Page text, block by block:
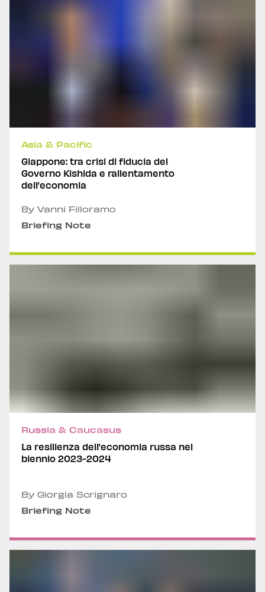
Asia & Pacific
Giappone: tra crisi di fiducia del
Governo Kishida e rallentamento
dell’economia
By Vanni Filloramo
Briefing Note
Russia & Caucasus
La resilienza dell’economia russa nel
biennio 2023-2024
By Giorgia Scrignaro
Briefing Note